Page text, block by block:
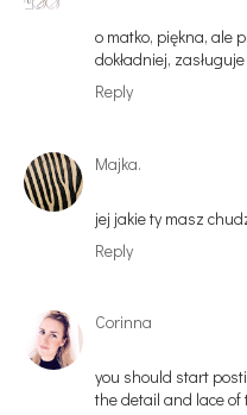
o matko, piękna, ale
dokładniej,
Reply
Majka.
jej jakie ty masz
Reply
Corinna
you should start
the detail and lace of